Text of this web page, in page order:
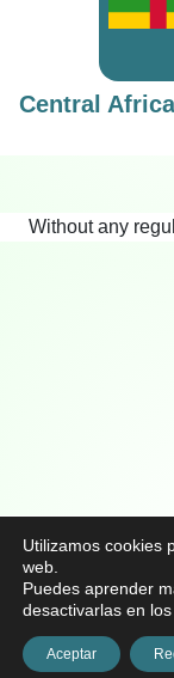
Central
Without any
Utilizamos cookies
web.
Puedes aprender
desactivarlas en los
Aceptar